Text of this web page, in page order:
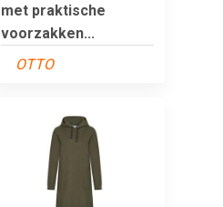
met praktische
voorzakken...
OTTO